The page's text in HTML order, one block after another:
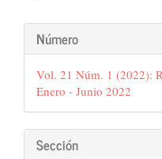
Detalles
del
artículo
Número
Vol. 21 Núm. 1 (2022):
Enero - Junio 2022
Sección